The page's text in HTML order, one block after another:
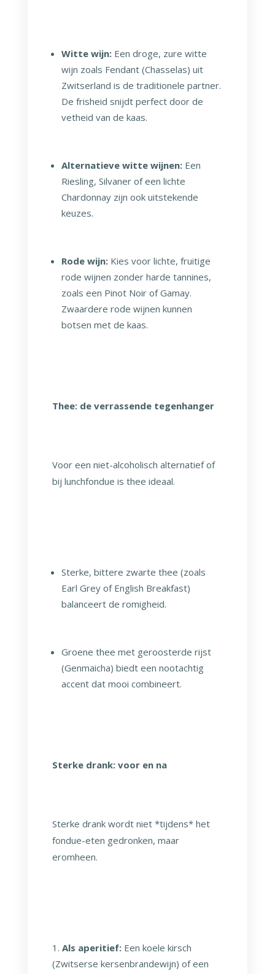
Witte wijn:Een droge, zure witte
wijn zoals Fendant (Chasselas) uit
Zwitserland is de traditionele partner.
De frisheid snijdt perfect door de
vetheid van de kaas.
Alternatieve witte wijnen:Een
Riesling, Silvaner of een lichte
Chardonnay zijn ook uitstekende
keuzes.
Rode wijn:Kies voor lichte, fruitige
rode wijnen zonder harde tannines,
zoals een Pinot Noir of Gamay.
Zwaardere rode wijnen kunnen
botsen met de kaas.
Thee: de verrassende tegenhanger
Voor een niet-alcoholisch alternatief of
bij lunchfondue is thee ideaal.
Sterke, bittere zwarte thee (zoals
Earl Grey of English Breakfast)
balanceert de romigheid.
Groene thee met geroosterde rijst
(Genmaicha) biedt een nootachtig
accent dat mooi combineert.
Sterke drank: voor en na
Sterke drank wordt niet *tijdens* het
fondue-eten gedronken, maar
eromheen.
Als aperitief:Een koele kirsch
(Zwitserse kersenbrandewijn) of een